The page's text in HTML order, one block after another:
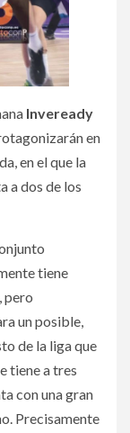
Inveready
en
en el que la
a dos de los
tiene
pero
un posible,
de la liga que
tiene a tres
con una gran
Precisamente